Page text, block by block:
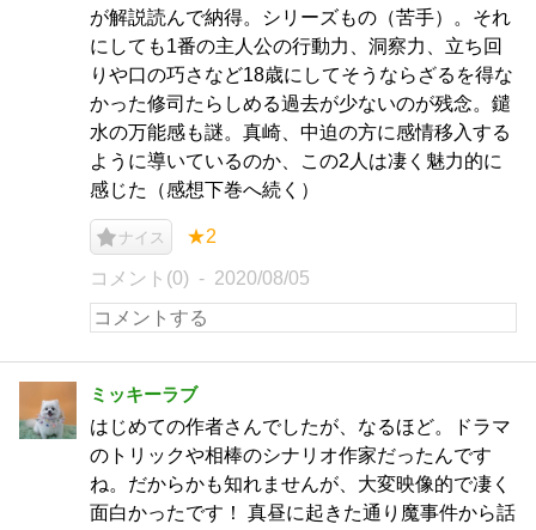
が解説読んで納得。シリーズもの（苦手）。それ
にしても1番の主人公の行動力、洞察力、立ち回
りや口の巧さなど18歳にしてそうならざるを得な
かった修司たらしめる過去が少ないのが残念。鑓
水の万能感も謎。真崎、中迫の方に感情移入する
ように導いているのか、この2人は凄く魅力的に
感じた（感想下巻へ続く）
ナイス ★2
コメント(0) 2020/08/05
ミッキーラブ
はじめての作者さんでしたが、なるほど。ドラマ
のトリックや相棒のシナリオ作家だったんです
ね。だからかも知れませんが、大変映像的で凄く
面白かったです！ 真昼に起きた通り魔事件から話